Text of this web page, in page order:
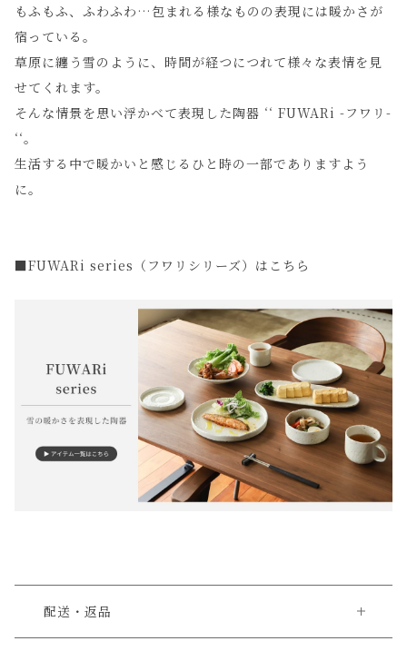
もふもふ、ふわふわ…包まれる様なものの表現には暖かさが
宿っている。
草原に纏う雪のように、時間が経つにつれて様々な表情を見
せてくれます。
そんな情景を思い浮かべて表現した陶器 ‘‘ FUWARi -フワリ-
‘‘。
生活する中で暖かいと感じるひと時の一部でありますよう
に。
■FUWARi series（フワリシリーズ）はこちら
配送・返品